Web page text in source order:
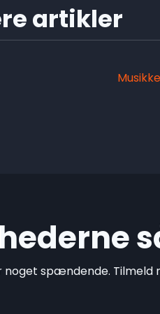
artikler
spændende.